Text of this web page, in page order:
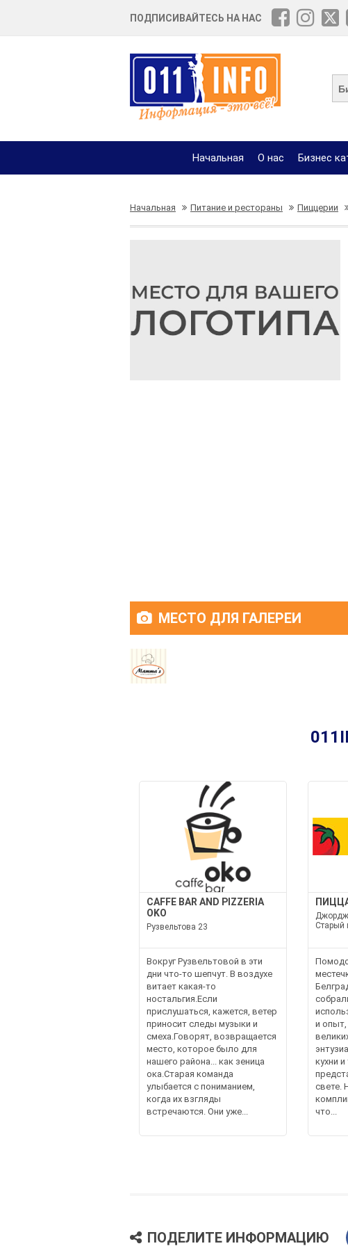
ПОДПИСИВАЙТЕСЬ НА НАС
Начальная О нас Бизнес
Начальная Питание и рестораны Пиццерии
МЕСТО ДЛЯ ГАЛЕРЕИ
CAFFE BAR AND PIZZERIA
OKO
Рузвельтова 23
Вокруг Рузвельтовой в эти
дни что-то шепчут. В воздухе
витает какая-то
ностальгия.Если
прислушаться, кажется, ветер
приносит следы музыки и
смеха.Говорят, возвращается
место, которое было для
нашего района... как зеница
ока.Старая команда
улыбается с пониманием,
когда их взгляды
встречаются. Они уже...
Старый
и
кухни
свете.
что...
ПОДЕЛИТЕ ИНФОРМАЦИЮ